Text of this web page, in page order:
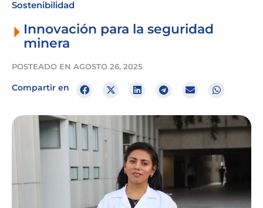
Sostenibilidad
Innovación para la seguridad
minera
POSTEADO EN AGOSTO 26, 2025
Compartir en